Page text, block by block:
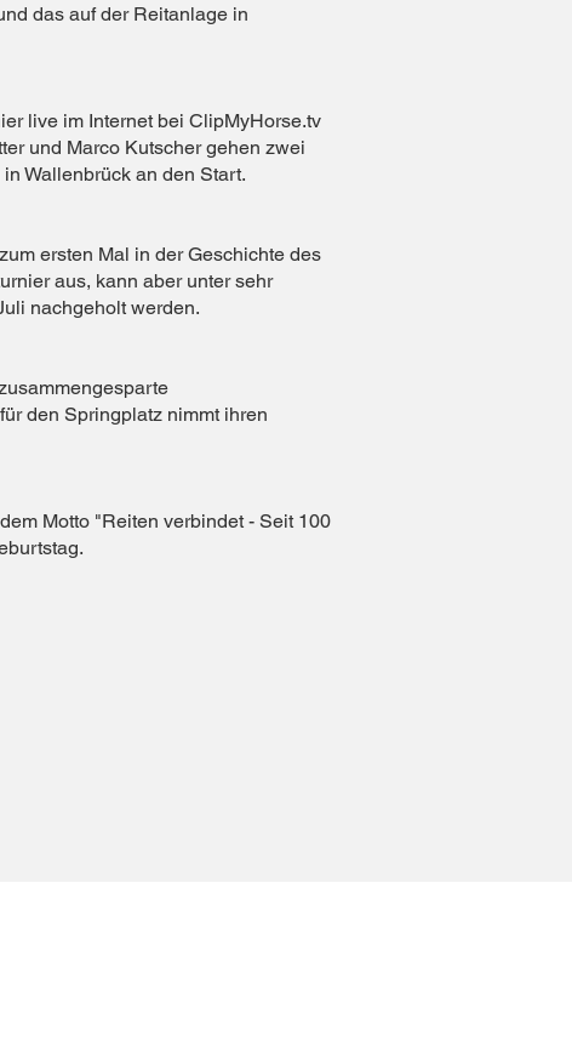
das auf der Reitanlage in
live im Internet bei ClipMyHorse.tv
und Marco Kutscher gehen zwei
Wallenbrück an den Start.
ersten Mal in der Geschichte des
aus, kann aber unter sehr
nachgeholt werden.
den Springplatz nimmt ihren
Motto "Reiten verbindet - Seit 100